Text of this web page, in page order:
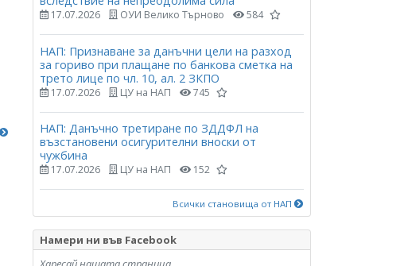
17.07.2026 ОУИ Велико Търново 584
НАП: Признаване за данъчни цели на разход
за гориво при плащане по банкова сметка на
трето лице по чл. 10, ал. 2 ЗКПО
17.07.2026 ЦУ на НАП 745
НАП: Данъчно третиране по ЗДДФЛ на
възстановени осигурителни вноски от
чужбина
17.07.2026 ЦУ на НАП 152
Всички становища от НАП
Намери ни във Facebook